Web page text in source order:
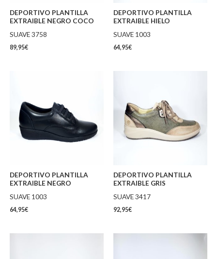
DEPORTIVO PLANTILLA
EXTRAIBLE NEGRO COCO
SUAVE 3758
89,95€
DEPORTIVO PLANTILLA
EXTRAIBLE HIELO
SUAVE 1003
64,95€
DEPORTIVO PLANTILLA
EXTRAIBLE NEGRO
SUAVE 1003
64,95€
DEPORTIVO PLANTILLA
EXTRAIBLE GRIS
SUAVE 3417
92,95€